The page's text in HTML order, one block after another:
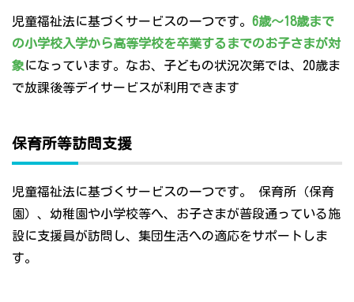
児童福祉法に基づくサービスの一つです。 6歳～18歳まで
の小学校入学から高等学校を卒業するまでのお子さまが対
象になっています。なお、子どもの状況次第では、20歳ま
で放課後等デイサービスが利用できます
保育所等訪問支援
児童福祉法に基づくサービスの一つです。 保育所（保育
園）、幼稚園や小学校等へ、お子さまが普段通っている施
設に支援員が訪問し、集団生活への適応をサポートしま
す。